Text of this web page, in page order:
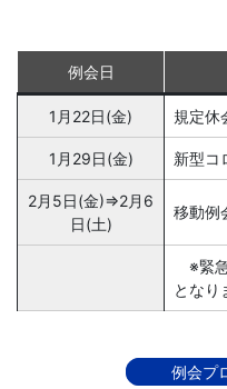
例会日
1月22日(金) 規定休
1月29日(金) 新型コ
2月5日(金)⇒2月6
日(土)
移動例
※緊
となり
例会プ